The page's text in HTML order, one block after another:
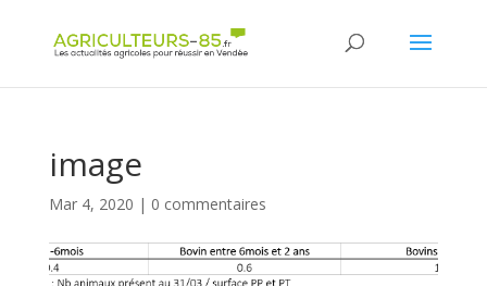
image
Mar 4, 2020 | 0 commentaires